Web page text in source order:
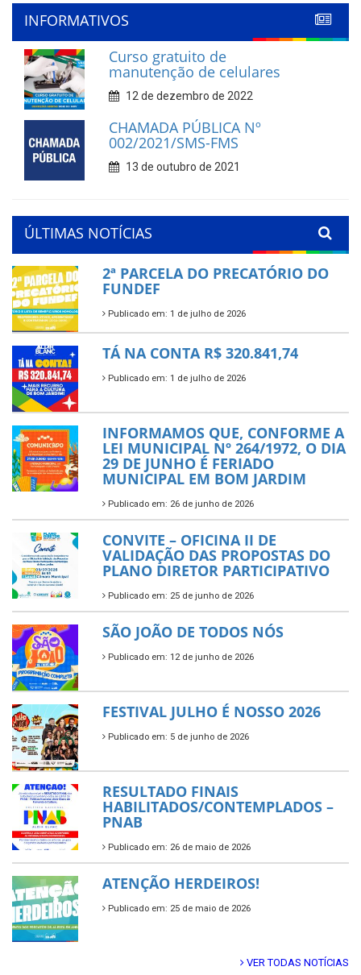
INFORMATIVOS
Curso gratuito de
manutenção de celulares
12 de dezembro de 2022
CHAMADA PÚBLICA Nº
002/2021/SMS-FMS
13 de outubro de 2021
ÚLTIMAS NOTÍCIAS
2ª PARCELA DO PRECATÓRIO DO
FUNDEF
Publicado em: 1 de julho de 2026
TÁ NA CONTA R$ 320.841,74
Publicado em: 1 de julho de 2026
INFORMAMOS QUE, CONFORME A
LEI MUNICIPAL Nº 264/1972, O DIA
29 DE JUNHO É FERIADO
MUNICIPAL EM BOM JARDIM
Publicado em: 26 de junho de 2026
CONVITE – OFICINA II DE
VALIDAÇÃO DAS PROPOSTAS DO
PLANO DIRETOR PARTICIPATIVO
Publicado em: 25 de junho de 2026
SÃO JOÃO DE TODOS NÓS
Publicado em: 12 de junho de 2026
FESTIVAL JULHO É NOSSO 2026
Publicado em: 5 de junho de 2026
RESULTADO FINAIS
HABILITADOS/CONTEMPLADOS –
PNAB
Publicado em: 26 de maio de 2026
ATENÇÃO HERDEIROS!
Publicado em: 25 de maio de 2026
VER TODAS NOTÍCIAS